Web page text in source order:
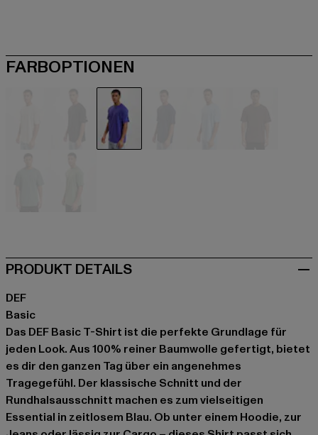
FARBOPTIONEN
PRODUKT DETAILS
DEF
Basic
Das DEF Basic T-Shirt ist die perfekte Grundlage für
jeden Look. Aus 100% reiner Baumwolle gefertigt, bietet
es dir den ganzen Tag über ein angenehmes
Tragegefühl. Der klassische Schnitt und der
Rundhalsausschnitt machen es zum vielseitigen
Essential in zeitlosem Blau. Ob unter einem Hoodie, zur